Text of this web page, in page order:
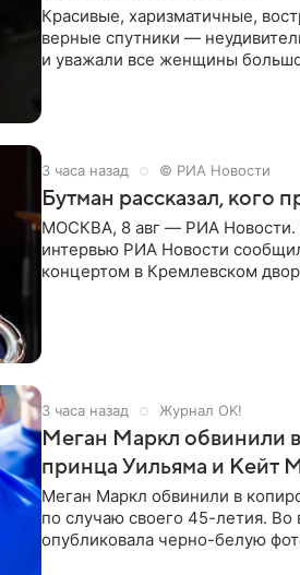
Красивые, харизматичные,
верные спутники —
и уважали все женщины
3 часа назад © РИА Новости
Бутман рассказал, кого
МОСКВА, 8 авг — РИА Новости.
интервью РИА Новости
концертом в Кремлевском
3 часа назад Журнал OK!
Меган Маркл обвинили
принца Уильяма и Кейт
Меган Маркл обвинили в
по случаю своего 45-летия. Во
опубликовала черно-белую